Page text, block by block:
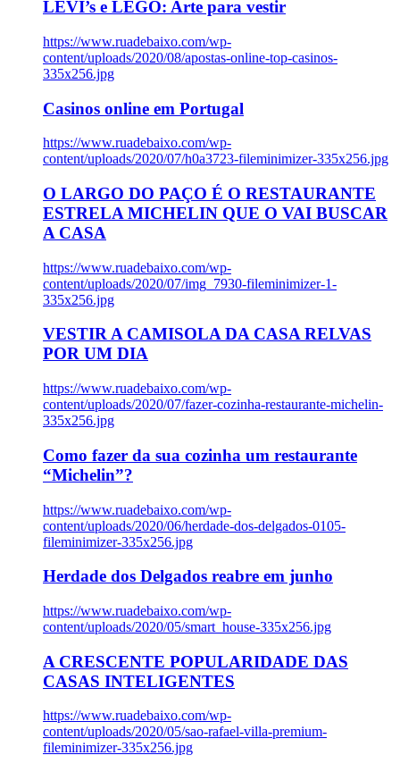
LEVI’s e LEGO: Arte para vestir
https://www.ruadebaixo.com/wp-
content/uploads/2020/08/apostas-online-top-casinos-
335x256.jpg
Casinos online em Portugal
https://www.ruadebaixo.com/wp-
content/uploads/2020/07/h0a3723-fileminimizer-335x256.jpg
O LARGO DO PAÇO É O RESTAURANTE
ESTRELA MICHELIN QUE O VAI BUSCAR
A CASA
https://www.ruadebaixo.com/wp-
content/uploads/2020/07/img_7930-fileminimizer-1-
335x256.jpg
VESTIR A CAMISOLA DA CASA RELVAS
POR UM DIA
https://www.ruadebaixo.com/wp-
content/uploads/2020/07/fazer-cozinha-restaurante-michelin-
335x256.jpg
Como fazer da sua cozinha um restaurante
“Michelin”?
https://www.ruadebaixo.com/wp-
content/uploads/2020/06/herdade-dos-delgados-0105-
fileminimizer-335x256.jpg
Herdade dos Delgados reabre em junho
https://www.ruadebaixo.com/wp-
content/uploads/2020/05/smart_house-335x256.jpg
A CRESCENTE POPULARIDADE DAS
CASAS INTELIGENTES
https://www.ruadebaixo.com/wp-
content/uploads/2020/05/sao-rafael-villa-premium-
fileminimizer-335x256.jpg